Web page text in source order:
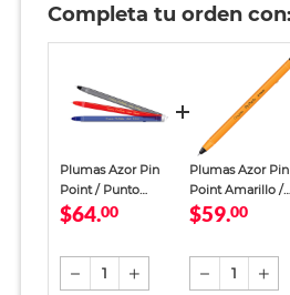
Completa tu orden con:
Plumas Azor Pin
Point / Punto
ultrafino / Tinta
$64.00
1
Plumas Azor Pin
Point Amarillo /
Punto fino / Tinta
$59.00
1